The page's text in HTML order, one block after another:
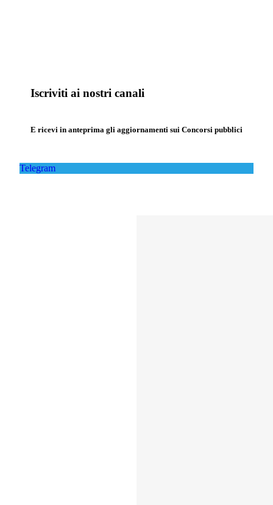
Iscriviti ai nostri canali
E ricevi in anteprima gli aggiornamenti sui Concorsi pubblici
Telegram